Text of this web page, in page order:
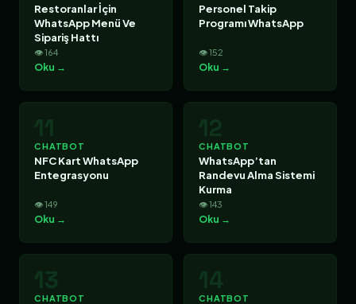
Restoranlar İçin
WhatsApp Menü Ve
Sipariş Hattı
👁 164
Oku →
Personel Takip
Programı WhatsApp
👁 152
Oku →
11
CHATBOT
NFC Kart WhatsApp
Entegrasyonu
👁 149
Oku →
12
CHATBOT
WhatsApp’tan
Randevu Alma Sistemi
Kurma
👁 143
Oku →
13
CHATBOT
14
CHATBOT